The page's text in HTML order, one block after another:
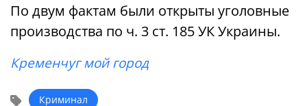
По двум фактам были открыты уголовные
производства по ч. 3 ст. 185 УК Украины.
Кременчуг мой город
Криминал